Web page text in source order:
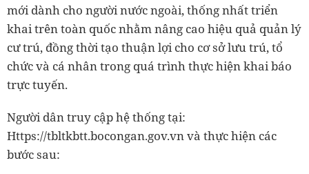
mới dành cho người nước ngoài, thống nhất triển
khai trên toàn quốc nhằm nâng cao hiệu quả quản lý
cư trú, đồng thời tạo thuận lợi cho cơ sở lưu trú, tổ
chức và cá nhân trong quá trình thực hiện khai báo
trực tuyến.
Người dân truy cập hệ thống tại:
Https://tbltkbtt.bocongan.gov.vn và thực hiện các
bước sau: